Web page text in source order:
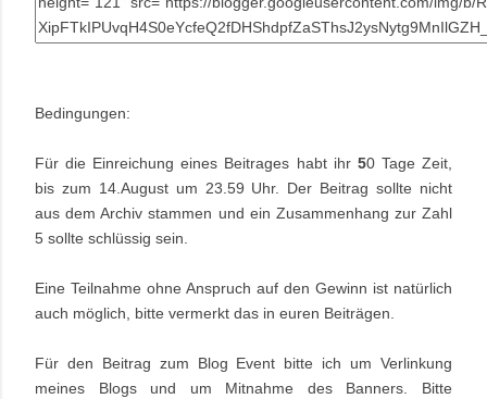
Bedingungen:
Für die Einreichung eines Beitrages habt ihr 50 Tage Zeit,
bis zum 14.August um 23.59 Uhr. Der Beitrag sollte nicht
aus dem Archiv stammen und ein Zusammenhang zur Zahl
5 sollte schlüssig sein.
Eine Teilnahme ohne Anspruch auf den Gewinn ist natürlich
auch möglich, bitte vermerkt das in euren Beiträgen.
Für den Beitrag zum Blog Event bitte ich um Verlinkung
meines Blogs und um Mitnahme des Banners. Bitte